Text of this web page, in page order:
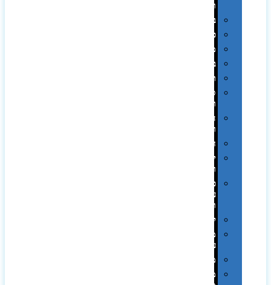
ומטענים
ביגוד
כובעים
מגבות
בקבוקים
תרמי
ספלים
וכוסות
הוקרה
ואומנות
חגים
יין
ומארזים
כלי
עבודה
ופנסים
למטבח
מוצרי
עור
מחברות
מחזיקי